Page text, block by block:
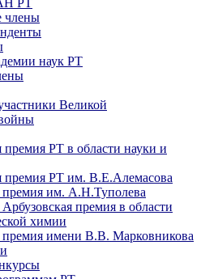
члены
наук РТ
Великой
премия РТ в области науки и
премия РТ им. В.Е.Алемасова
им. А.Н.Туполева
премия в области
химии
имени В.В. Марковникова